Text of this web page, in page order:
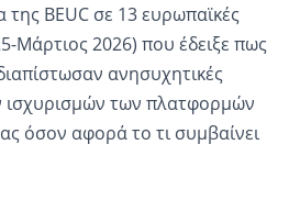
BEUC σε 13 ευρωπαϊκές
Μάρτιος 2026) που έδειξε πως
ανησυχητικές
ισχυρισμών των πλατφορμών
όσον αφορά το τι συμβαίνει